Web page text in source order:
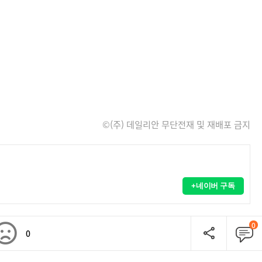
©(주) 데일리안 무단전재 및 재배포 금지
+네이버 구독
0
0